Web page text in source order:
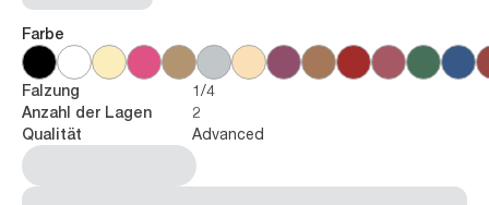
Farbe
Falzung 1/4
Anzahl der Lagen 2
Qualität Advanced